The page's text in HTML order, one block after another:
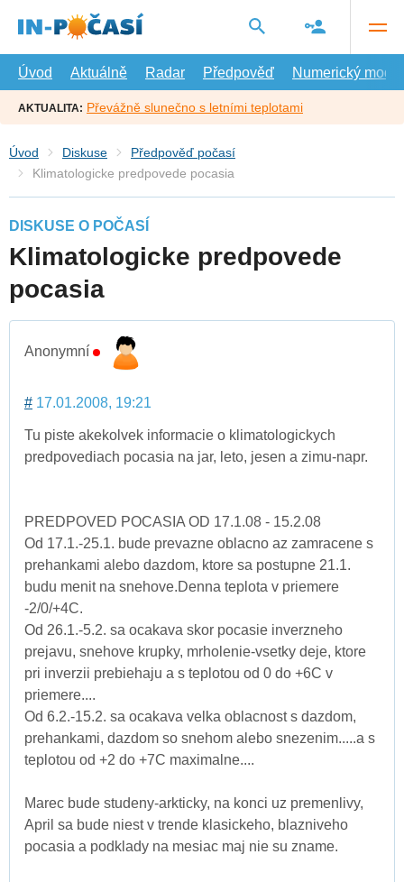
hlavní
Úvod
Aktuálně Radar Předpověď Numerický model
AKTUALITA: Převážně slunečno s letními teplotami
Úvod Diskuse
Předpověď počasí
Klimatologicke predpovede pocasia
DISKUSE O POČASÍ
Klimatologicke predpovede
pocasia
Anonymní
# 17.01.2008, 19:21
Tu piste akekolvek informacie o klimatologickych
predpovediach pocasia na jar, leto, jesen a zimu-napr.
PREDPOVED POCASIA OD 17.1.08 - 15.2.08
Od 17.1.-25.1. bude prevazne oblacno az zamracene s
prehankami alebo dazdom, ktore sa postupne 21.1.
budu menit na snehove.Denna teplota v priemere
-2/0/+4C.
Od 26.1.-5.2. sa ocakava skor pocasie inverzneho
prejavu, snehove krupky, mrholenie-vsetky deje, ktore
pri inverzii prebiehaju a s teplotou od 0 do +6C v
priemere....
Od 6.2.-15.2. sa ocakava velka oblacnost s dazdom,
prehankami, dazdom so snehom alebo snezenim.....a s
teplotou od +2 do +7C maximalne....
Marec bude studeny-arkticky, na konci uz premenlivy,
April sa bude niest v trende klasickeho, blazniveho
pocasia a podklady na mesiac maj nie su zname.